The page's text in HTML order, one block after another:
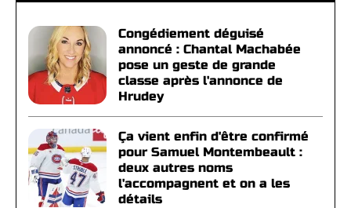
Congédiement déguisé
annoncé : Chantal Machabée
pose un geste de grande
classe après l'annonce de
Hrudey
Ça vient enfin d'être confirmé
pour Samuel Montembeault :
deux autres noms
l'accompagnent et on a les
détails